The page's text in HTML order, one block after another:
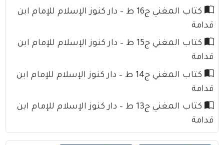
كتاب المغني ج16 ط – دار كنوز الإسلام للإمام ابن
قدامة
كتاب المغني ج15 ط – دار كنوز الإسلام للإمام ابن
قدامة
كتاب المغني ج14 ط – دار كنوز الإسلام للإمام ابن
قدامة
كتاب المغني ج13 ط – دار كنوز الإسلام للإمام ابن
قدامة